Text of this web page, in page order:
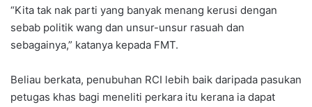
“Kita tak nak parti yang banyak menang kerusi dengan
sebab politik wang dan unsur-unsur rasuah dan
sebagainya,” katanya kepada FMT.
Beliau berkata, penubuhan RCI lebih baik daripada pasukan
petugas khas bagi meneliti perkara itu kerana ia dapat